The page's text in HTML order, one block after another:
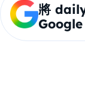
將
Google